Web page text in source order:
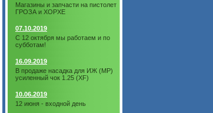
Магазины и запчасти на пистолет
ГРОЗА и ХОРХЕ
07.10.2019
С 12 октября мы работаем и по
субботам!
16.09.2019
В продаже насадка для ИЖ (МР)
усиленный чок 1.25 (XF)
10.06.2019
12 июня - входной день